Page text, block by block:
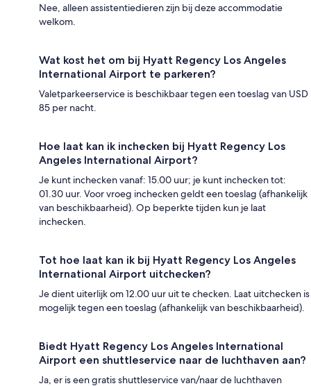
Nee, alleen assistentiedieren zijn bij deze accommodatie
welkom.
Wat kost het om bij Hyatt Regency Los Angeles
International Airport te parkeren?
Valetparkeerservice is beschikbaar tegen een toeslag van USD
85 per nacht.
Hoe laat kan ik inchecken bij Hyatt Regency Los
Angeles International Airport?
Je kunt inchecken vanaf: 15.00 uur; je kunt inchecken tot:
01.30 uur. Voor vroeg inchecken geldt een toeslag (afhankelijk
van beschikbaarheid). Op beperkte tijden kun je laat
inchecken.
Tot hoe laat kan ik bij Hyatt Regency Los Angeles
International Airport uitchecken?
Je dient uiterlijk om 12.00 uur uit te checken. Laat uitchecken is
mogelijk tegen een toeslag (afhankelijk van beschikbaarheid).
Biedt Hyatt Regency Los Angeles International
Airport een shuttleservice naar de luchthaven aan?
Ja, er is een gratis shuttleservice van/naar de luchthaven